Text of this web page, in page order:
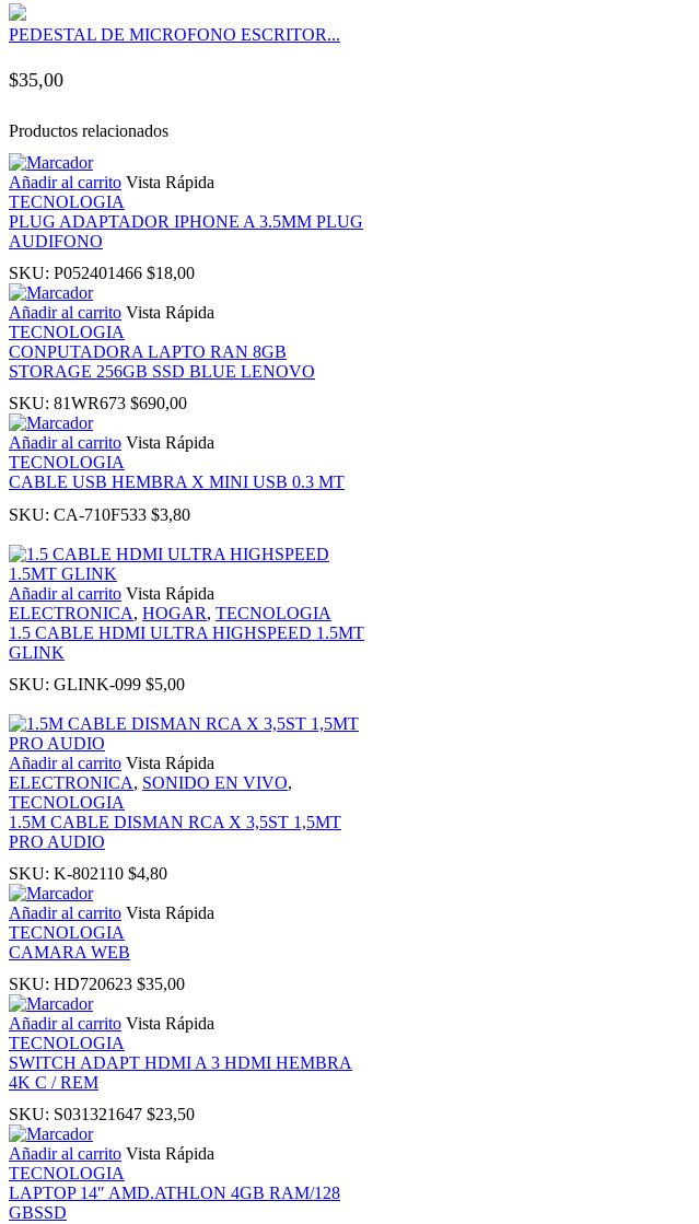
PEDESTAL DE MICROFONO ESCRITOR...
$35,00
Productos relacionados
Añadir al carrito Vista Rápida
TECNOLOGIA
PLUG ADAPTADOR IPHONE A 3.5MM PLUG
AUDIFONO
SKU: P052401466 $18,00
Añadir al carrito Vista Rápida
TECNOLOGIA
CONPUTADORA LAPTO RAN 8GB
STORAGE 256GB SSD BLUE LENOVO
SKU: 81WR673 $690,00
Añadir al carrito Vista Rápida
TECNOLOGIA
CABLE USB HEMBRA X MINI USB 0.3 MT
SKU: CA-710F533 $3,80
Añadir al carrito Vista Rápida
ELECTRONICA, HOGAR, TECNOLOGIA
1.5 CABLE HDMI ULTRA HIGHSPEED 1.5MT
GLINK
SKU: GLINK-099 $5,00
Añadir al carrito Vista Rápida
ELECTRONICA, SONIDO EN VIVO,
TECNOLOGIA
1.5M CABLE DISMAN RCA X 3,5ST 1,5MT
PRO AUDIO
SKU: K-802110 $4,80
Añadir al carrito Vista Rápida
TECNOLOGIA
CAMARA WEB
SKU: HD720623 $35,00
Añadir al carrito Vista Rápida
TECNOLOGIA
SWITCH ADAPT HDMI A 3 HDMI HEMBRA
4K C / REM
SKU: S031321647 $23,50
Añadir al carrito Vista Rápida
TECNOLOGIA
LAPTOP 14″ AMD.ATHLON 4GB RAM/128
GBSSD